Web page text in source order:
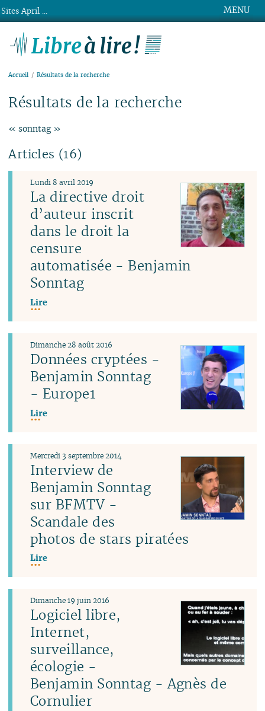
MENU
Accueil Résultats de la recherche
Résultats de la recherche
« sonntag »
Articles (16)
La directive droit
d’auteur inscrit
dans le droit la
censure
automatisée - Benjamin
Sonntag
Lundi 8 avril 2019
Lire
Données cryptées -
Benjamin Sonntag
- Europe1
Dimanche 28 août 2016
Lire
Interview de
Benjamin Sonntag
sur BFMTV -
Scandale des
photos de stars piratées
Mercredi 3 septembre 2014
Lire
Logiciel libre,
Internet,
surveillance,
écologie -
Benjamin Sonntag - Agnès de
Cornulier
Dimanche 19 juin 2016
Sites April ...